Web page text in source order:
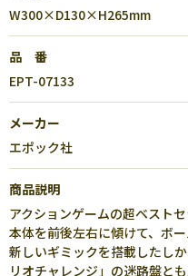
W300×D130×H265mm
品 番
EPT-07133
メーカー
エポック社
商品説明
アクションゲームの超ベスト
本体を前後左右に傾けて、ボ
新しいギミックを搭載したし
リオチャレンジ」の迷路盤と